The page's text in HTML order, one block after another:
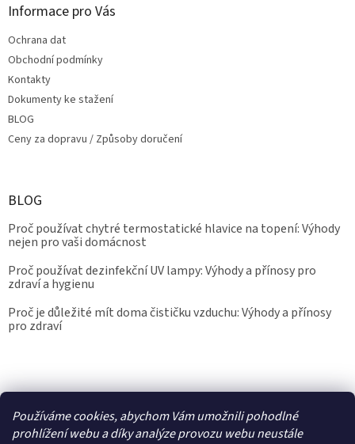
Používáme cookies, abychom Vám umožnili pohodlné
prohlížení webu a díky analýze provozu webu neustále
Informace pro Vás
Ochrana dat
Obchodní podmínky
Kontakty
Dokumenty ke stažení
BLOG
Ceny za dopravu / Způsoby doručení
BLOG
Proč používat chytré termostatické hlavice na topení: Výhody
nejen pro vaši domácnost
Proč používat dezinfekční UV lampy: Výhody a přínosy pro
zdraví a hygienu
Proč je důležité mít doma čističku vzduchu: Výhody a přínosy
pro zdraví